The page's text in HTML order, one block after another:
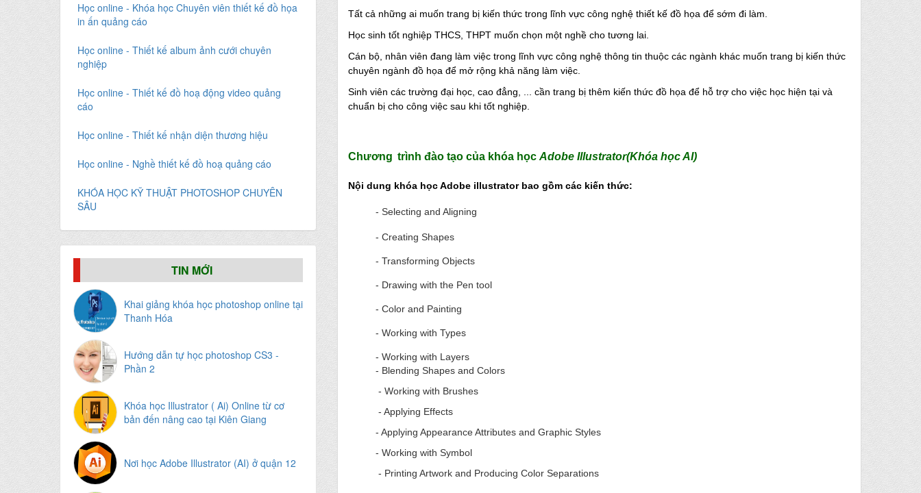
Học online - Khóa học Chuyên viên thiết kế đồ họa
in ấn quảng cáo
Học online - Thiết kế album ảnh cưới chuyên
nghiệp
Học online - Thiết kế đồ hoạ động video quảng
cáo
Học online - Thiết kế nhận diện thương hiệu
Học online - Nghề thiết kế đồ hoạ quảng cáo
KHÓA HỌC KỸ THUẬT PHOTOSHOP CHUYÊN
SÂU
TIN MỚI
Khai giảng khóa học photoshop online tại
Thanh Hóa
Hướng dẫn tự học photoshop CS3 -
Phần 2
Khóa học Illustrator ( Ai) Online từ cơ
bản đến nâng cao tại Kiên Giang
Nơi học Adobe Illustrator (AI) ở quận 12
Tất cả những ai muốn trang bị kiến thức trong lĩnh vực công nghệ thiết kế đồ họa để sớm đi làm.
Học sinh tốt nghiệp THCS, THPT muốn chọn một nghề cho tương lai.
Cán bộ, nhân viên đang làm việc trong lĩnh vực công nghệ thông tin thuộc các ngành khác muốn trang bị kiến thức
chuyên ngành đồ họa để mở rộng khả năng làm việc.
Sinh viên các trường đại học, cao đẳng, ... cần trang bị thêm kiến thức đồ họa để hỗ trợ cho việc học hiện tại và
chuẩn bị cho công việc sau khi tốt nghiệp.
Chương trình đào tạo của khóa học Adobe Illustrator(Khóa học AI)
Nội dung khóa học Adobe illustrator bao gồm các kiến thức:
- Selecting and Aligning
- Creating Shapes
- Transforming Objects
- Drawing with the Pen tool
- Color and Painting
- Working with Types
- Working with Layers
- Blending Shapes and Colors
- Working with Brushes
- Applying Effects
- Applying Appearance Attributes and Graphic Styles
- Working with Symbol
- Printing Artwork and Producing Color Separations